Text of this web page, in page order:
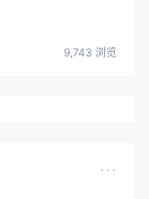
9,743 浏览